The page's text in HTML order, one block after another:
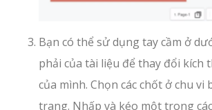
Bạn có thể sử dụng tay cầm ở
phải của tài liệu để thay đổi kích
của mình. Chọn các chốt ở chu vi
trang. Nhấp và kéo một trong